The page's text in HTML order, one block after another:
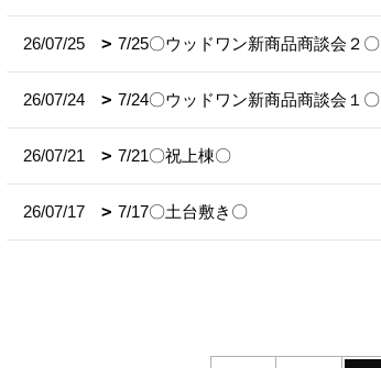
26/07/25 7/25〇ウッドワン新商品商談会２〇
26/07/24 7/24〇ウッドワン新商品商談会１〇
26/07/21 7/21〇祝上棟〇
26/07/17 7/17〇土台敷き〇